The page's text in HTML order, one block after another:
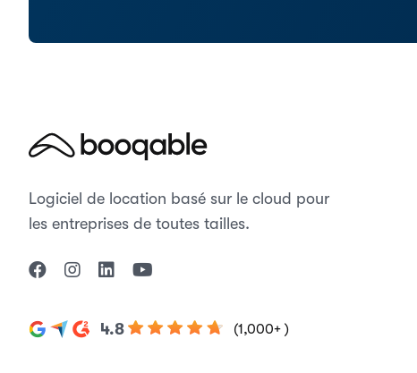
Logiciel de location basé sur le cloud pour
les entreprises de toutes tailles.
4.8 (1,000+ )